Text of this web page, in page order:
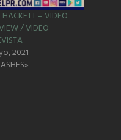
HACKETT – VIDEO
/ VIDEO
2021